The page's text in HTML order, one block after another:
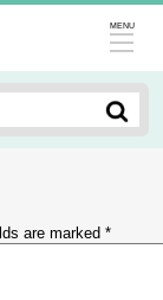
MENU
are marked *